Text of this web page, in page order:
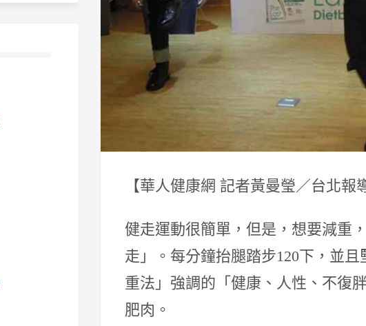
【華人健康網 記者黃曼瑩／台北報
健走運動很簡單，但是，想要減重
走」。每分鐘抬腿踏步120下，並
重法」強調的「健康、人性、不復
肥肉。